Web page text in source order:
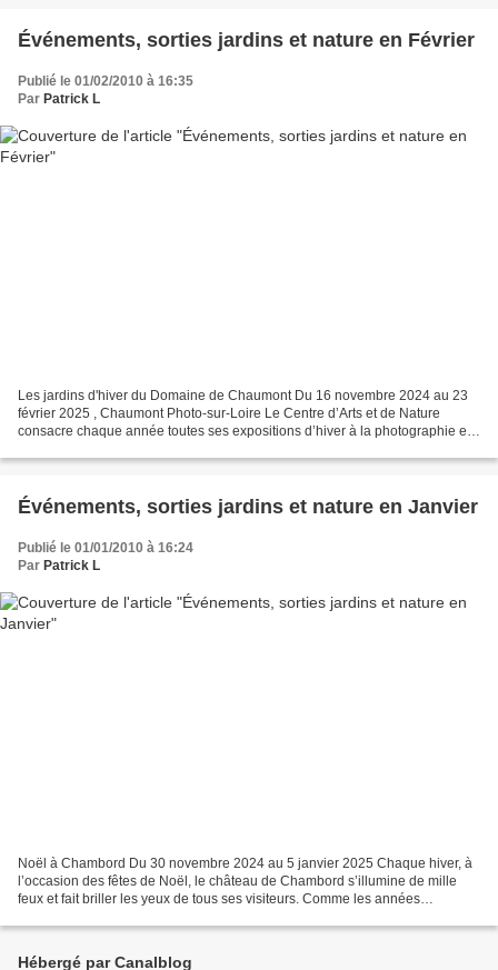
Événements, sorties jardins et nature en Février
Publié le 01/02/2010 à 16:35
Par Patrick L
Les jardins d'hiver du Domaine de Chaumont Du 16 novembre 2024 au 23
février 2025 , Chaumont Photo-sur-Loire Le Centre d’Arts et de Nature
consacre chaque année toutes ses expositions d’hiver à la photographie et
Événements, sorties jardins et nature en Janvier
Publié le 01/01/2010 à 16:24
Par Patrick L
Noël à Chambord Du 30 novembre 2024 au 5 janvier 2025 Chaque hiver, à
l’occasion des fêtes de Noël, le château de Chambord s’illumine de mille
feux et fait briller les yeux de tous ses visiteurs. Comme les années
Hébergé par Canalblog